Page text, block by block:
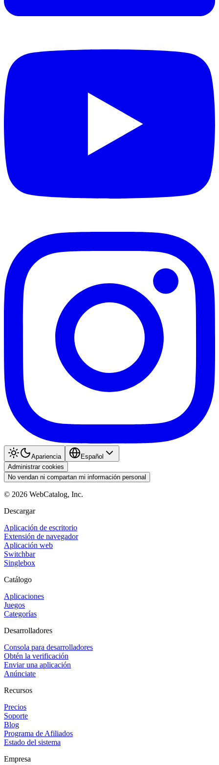
Apariencia
Español
Administrar cookies
No vendan ni compartan mi información personal
© 2026 WebCatalog, Inc.
Descargar
Aplicación de escritorio
Extensión de navegador
Aplicación web
Switchbar
Singlebox
Catálogo
Aplicaciones
Juegos
Categorías
Desarrolladores
Consola para desarrolladores
Obtén la verificación
Enviar una aplicación
Anúnciate
Recursos
Precios
Soporte
Blog
Programa de Afiliados
Estado del sistema
Empresa